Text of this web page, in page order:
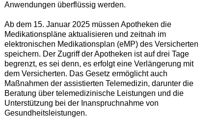
Anwendungen überflüssig werden.
Ab dem 15. Januar 2025 müssen Apotheken die
Medikationspläne aktualisieren und zeitnah im
elektronischen Medikationsplan (eMP) des Versicherten
speichern. Der Zugriff der Apotheken ist auf drei Tage
begrenzt, es sei denn, es erfolgt eine Verlängerung mit
dem Versicherten. Das Gesetz ermöglicht auch
Maßnahmen der assistierten Telemedizin, darunter die
Beratung über telemedizinische Leistungen und die
Unterstützung bei der Inanspruchnahme von
Gesundheitsleistungen.